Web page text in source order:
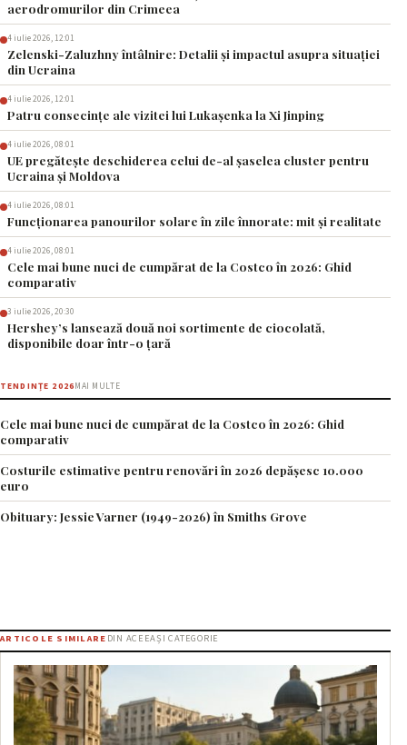
aerodromurilor din Crimeea
4 iulie 2026, 12:01
Zelenski-Zaluzhny întâlnire: Detalii și impactul asupra situației
din Ucraina
4 iulie 2026, 12:01
Patru consecințe ale vizitei lui Lukașenka la Xi Jinping
4 iulie 2026, 08:01
UE pregătește deschiderea celui de-al șaselea cluster pentru
Ucraina și Moldova
4 iulie 2026, 08:01
Funcționarea panourilor solare în zile înnorate: mit și realitate
4 iulie 2026, 08:01
Cele mai bune nuci de cumpărat de la Costco în 2026: Ghid
comparativ
3 iulie 2026, 20:30
Hershey’s lansează două noi sortimente de ciocolată,
disponibile doar într-o țară
TENDINȚE 2026MAI MULTE
Cele mai bune nuci de cumpărat de la Costco în 2026: Ghid
comparativ
Costurile estimative pentru renovări în 2026 depășesc 10.000
euro
Obituary: Jessie Varner (1949-2026) în Smiths Grove
ARTICOLE SIMILARE DIN ACEEAȘI CATEGORIE